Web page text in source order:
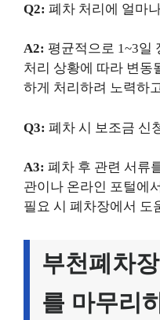
Q2: 폐차 처리에 얼마
A2: 평균적으로 1~3일
처리 상황에 따라 변동
하게 처리하려 노력하
Q3: 폐차 시 보조금 신
A3: 폐차 후 관련 서류
관이나 온라인 포털에
필요 시 폐차장에서 도
부천폐차
를 마무리